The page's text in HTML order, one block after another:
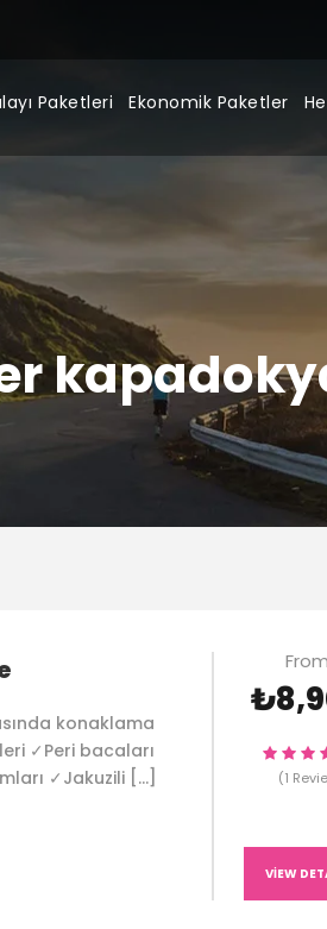
Paketleri Ekonomik Paketler
konaklama
✓Peri bacaları
✓Jakuzili […]
From
(1
VIEW